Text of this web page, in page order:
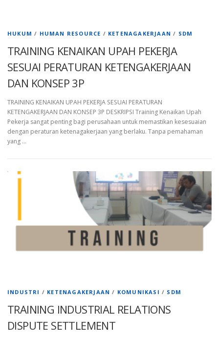
HUKUM / HUMAN RESOURCE / KETENAGAKERJAAN / SDM
TRAINING KENAIKAN UPAH PEKERJA
SESUAI PERATURAN KETENGAKERJAAN
DAN KONSEP 3P
TRAINING KENAIKAN UPAH PEKERJA SESUAI PERATURAN
KETENGAKERJAAN DAN KONSEP 3P DESKRIPSI Training Kenaikan Upah
Pekerja sangat penting bagi perusahaan untuk memastikan kesesuaian
dengan peraturan ketenagakerjaan yang berlaku. Tanpa pemahaman
yang …
INDUSTRI / KETENAGAKERJAAN / KOMUNIKASI / SDM
TRAINING INDUSTRIAL RELATIONS
DISPUTE SETTLEMENT